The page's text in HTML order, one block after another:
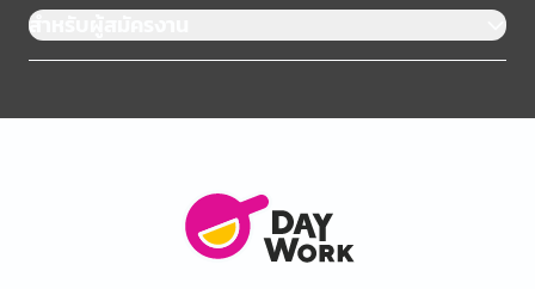
สำหรับผู้สมัครงาน